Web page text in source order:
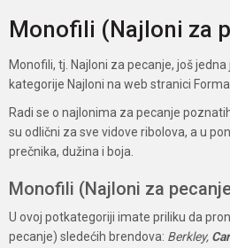
Monofili (Najloni za
Monofili, tj. Najloni za pecanje, još
kategorije Najloni na web stranici
Radi se o najlonima za pecanje
su odlični za sve vidove ribolova, a u
prečnika, dužina i boja.
Monofili (Najloni za
U ovoj potkategoriji imate priliku da
pecanje) sledećih brendova: Berkley,